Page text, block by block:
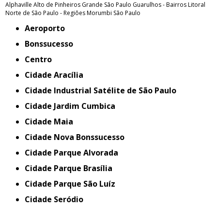
Alphaville Alto de Pinheiros Grande São Paulo Guarulhos - BairrosLitoral
Norte de São Paulo - RegiõesMorumbi São Paulo
Aeroporto
Bonssucesso
Centro
Cidade Aracília
Cidade Industrial Satélite de São Paulo
Cidade Jardim Cumbica
Cidade Maia
Cidade Nova Bonssucesso
Cidade Parque Alvorada
Cidade Parque Brasília
Cidade Parque São Luíz
Cidade Seródio